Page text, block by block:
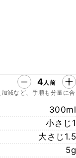
4人前
減など、手順も分量に合
300ml
小さじ1
大さじ1.5
5g